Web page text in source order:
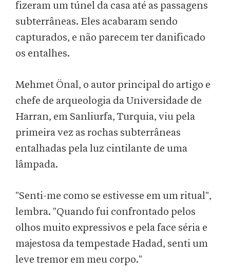
fizeram um túnel da casa até as passagens
subterrâneas. Eles acabaram sendo
capturados, e não parecem ter danificado
os entalhes.
Mehmet Önal, o autor principal do artigo e
chefe de arqueologia da Universidade de
Harran, em Sanliurfa, Turquia, viu pela
primeira vez as rochas subterrâneas
entalhadas pela luz cintilante de uma
lâmpada.
"Senti-me como se estivesse em um ritual",
lembra. "Quando fui confrontado pelos
olhos muito expressivos e pela face séria e
majestosa da tempestade Hadad, senti um
leve tremor em meu corpo."